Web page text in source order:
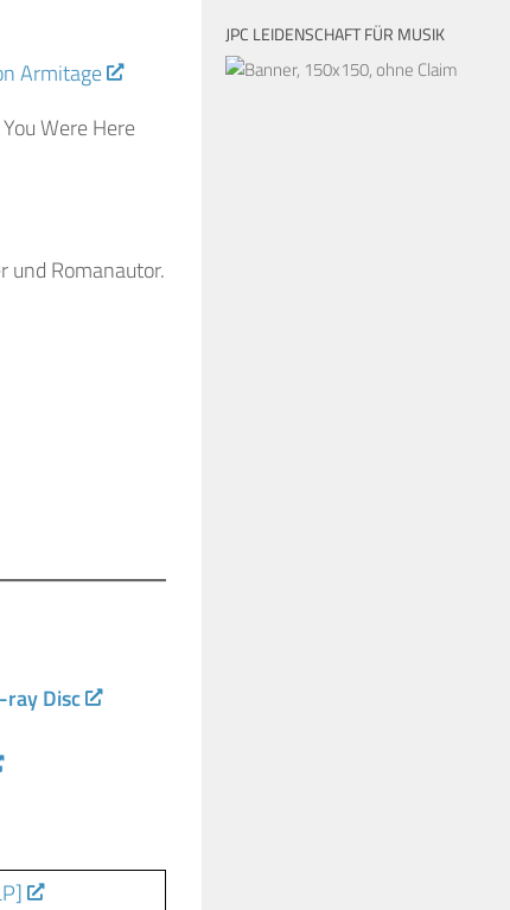
Armitage
Were Here
und Romanautor.
ray Disc
JPC LEIDENSCHAFT FÜR MUSIK